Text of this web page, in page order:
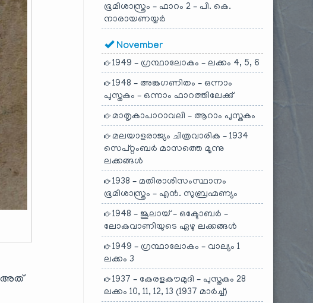
അത്
ഭൂമിശാസ്ത്രം – ഫാറം 2 – പി. കെ.
നാരായണയ്യർ
November
1949 – ഗ്രന്ഥാലോകം – ലക്കം 4, 5, 6
1948 – അങ്കഗണിതം – ഒന്നാം
പുസ്തകം – ഒന്നാം ഫാറത്തിലേക്കു്
മാതൃകാപാഠാവലി – ആറാം പുസ്തകം
മലയാളരാജ്യം ചിത്രവാരിക – 1934
സെപ്റ്റംബർ മാസത്തെ മൂന്നു
ലക്കങ്ങൾ
1938 – മതിരാശിസംസ്ഥാനം
ഭൂമിശാസ്ത്രം – എൻ. സുബ്രഹ്മണ്യം
1948 – ജൂലായ് – ഒക്ടോബർ –
ലോകവാണിയുടെ ഏഴു ലക്കങ്ങൾ
1949 – ഗ്രന്ഥാലോകം – വാല്യം 1
ലക്കം 3
1937 – കേരളകൗമുദി – പുസ്തകം 28
ലക്കം 10, 11, 12, 13 (1937 മാർച്ച്)